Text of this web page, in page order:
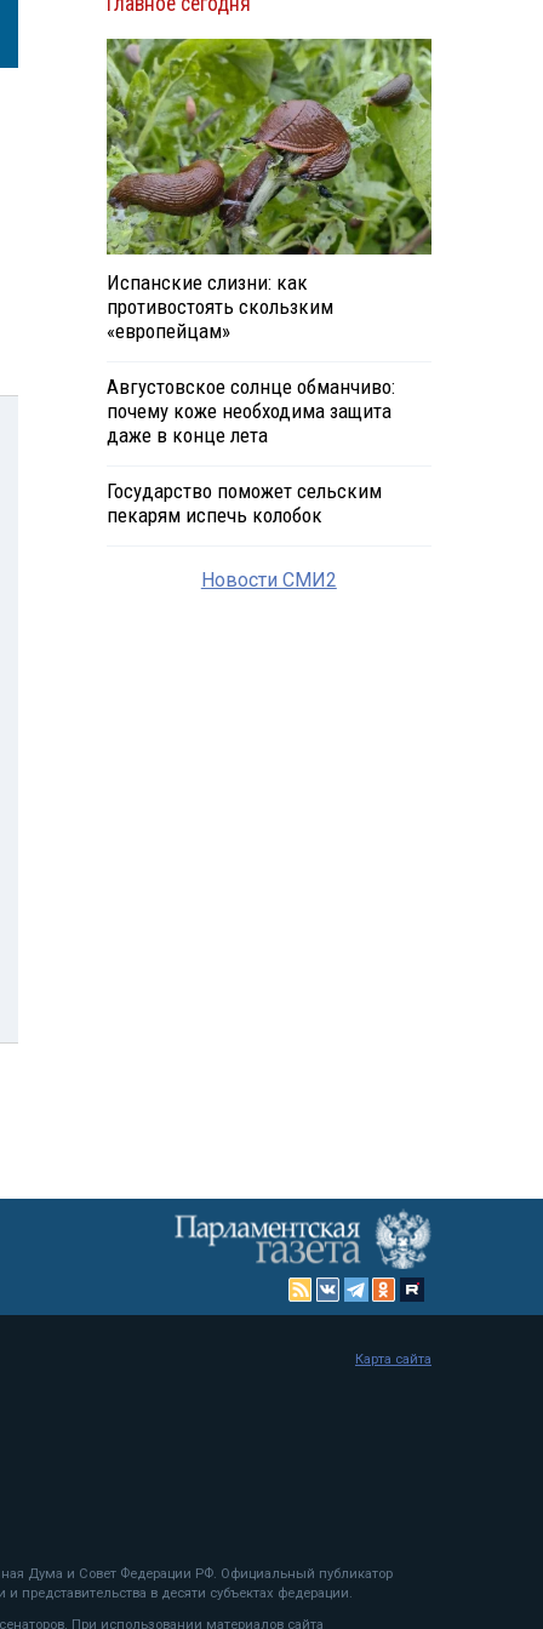
Испанские слизни: как
противостоять скользким
«европейцам»
Августовское солнце обманчиво:
почему коже необходима защита
даже в конце лета
Государство поможет сельским
пекарям испечь колобок
Новости СМИ2
Дума и Совет Федерации РФ. Официальный публикатор
представительства в десяти субъектах федерации.
При использовании материалов сайта
Карта сайта